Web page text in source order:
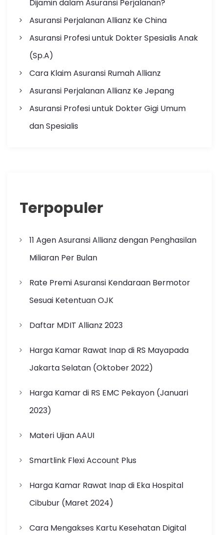
Dijamin dalam Asuransi Perjalanan?
Asuransi Perjalanan Allianz Ke China
Asuransi Profesi untuk Dokter Spesialis Anak
(Sp.A)
Cara Klaim Asuransi Rumah Allianz
Asuransi Perjalanan Allianz Ke Jepang
Asuransi Profesi untuk Dokter Gigi Umum
dan Spesialis
Terpopuler
11 Agen Asuransi Allianz dengan Penghasilan
Miliaran Per Bulan
Rate Premi Asuransi Kendaraan Bermotor
Sesuai Ketentuan OJK
Daftar MDIT Allianz 2023
Harga Kamar Rawat Inap di RS Mayapada
Jakarta Selatan (Oktober 2022)
Harga Kamar di RS EMC Pekayon (Januari
2023)
Materi Ujian AAUI
Smartlink Flexi Account Plus
Harga Kamar Rawat Inap di Eka Hospital
Cibubur (Maret 2024)
Cara Mengakses Kartu Kesehatan Digital